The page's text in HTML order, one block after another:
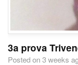
3a prova
Posted on 3 weeks